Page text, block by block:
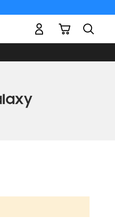
Mi carrito